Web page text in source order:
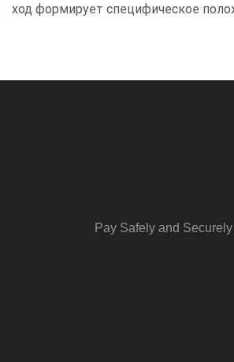
ход формирует специфическое
Pay Safely and